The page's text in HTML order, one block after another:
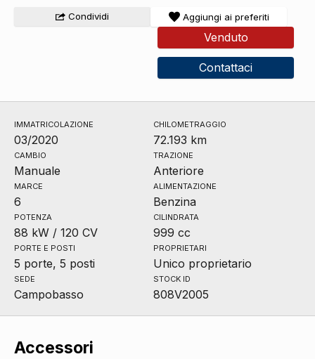
Condividi Aggiungi ai preferiti
Venduto
Contattaci
IMMATRICOLAZIONE
03/2020
CHILOMETRAGGIO
72.193 km
CAMBIO
Manuale
TRAZIONE
Anteriore
MARCE
6
ALIMENTAZIONE
Benzina
POTENZA
88 kW / 120 CV
CILINDRATA
999 cc
PORTE E POSTI
5 porte, 5 posti
PROPRIETARI
Unico proprietario
SEDE
Campobasso
STOCK ID
808V2005
Accessori